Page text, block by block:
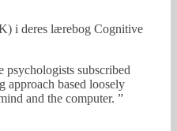
i deres lærebog Cognitive
subscribed
approach based loosely
and the computer. ”